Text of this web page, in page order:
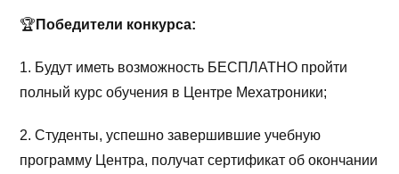
🏆 Победители конкурса:
1. Будут иметь возможность БЕСПЛАТНО пройти
полный курс обучения в Центре Мехатроники;
2. Студенты, успешно завершившие учебную
программу Центра, получат сертификат об окончании